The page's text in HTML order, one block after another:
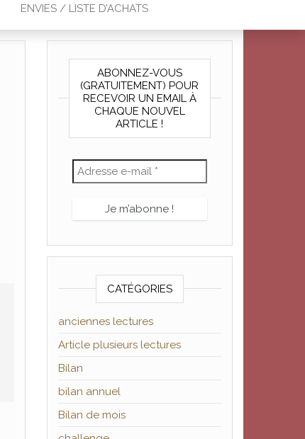
ENVIES / LISTE D’ACHATS
ABONNEZ-VOUS
(GRATUITEMENT) POUR
RECEVOIR UN EMAIL À
CHAQUE NOUVEL
ARTICLE !
CATÉGORIES
anciennes lectures
Article plusieurs lectures
Bilan
bilan annuel
Bilan de mois